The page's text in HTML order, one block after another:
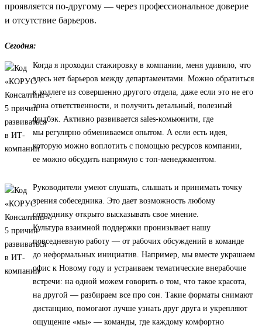
проявляется по-другому — через профессиональное доверие
и отсутствие барьеров.
Сегодня:
Когда я проходил стажировку в компании, меня удивило, что
здесь нет барьеров между департаментами. Можно обратиться
к коллеге из совершенно другого отдела, даже если это не его
зона ответственности, и получить детальный, полезный
фидбэк. Активно развивается sales-комьюнити, где
мы регулярно обмениваемся опытом. А если есть идея,
которую можно воплотить с помощью ресурсов компании,
ее можно обсудить напрямую с топ-менеджментом.
Руководители умеют слушать, слышать и принимать точку
зрения собеседника. Это дает возможность любому
сотруднику открыто высказывать свое мнение.
Культура взаимной поддержки пронизывает нашу
повседневную работу — от рабочих обсуждений в команде
до неформальных инициатив. Например, мы вместе украшаем
офис к Новому году и устраиваем тематические внерабочие
встречи: на одной можем говорить о том, что такое красота,
на другой — разбираем все про сон. Такие форматы снимают
дистанцию, помогают лучше узнать друг друга и укрепляют
ощущение «мы» — команды, где каждому комфортно